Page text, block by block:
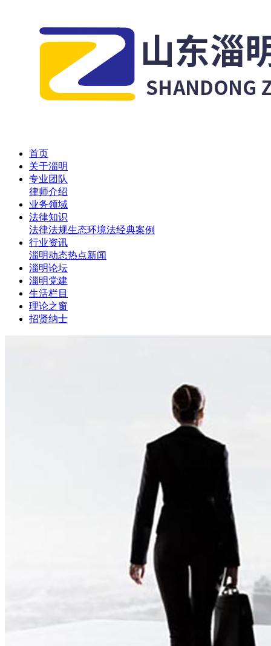
首页
关于淄明
专业团队
律师介绍
业务领域
法律知识
法律法规生态环境法经典案例
行业资讯
淄明动态热点新闻
淄明论坛
淄明党建
生活栏目
理论之窗
招贤纳士